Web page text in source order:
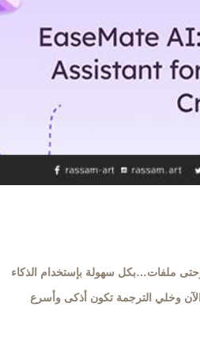
ملفات…بكل سهولة بإستخدام الذكاء
وخلي الترجمة تكون أذكى وأسرع